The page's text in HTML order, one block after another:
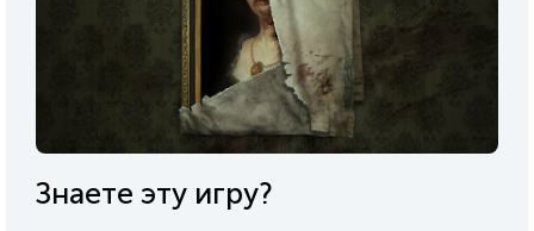
Знаете эту игру?